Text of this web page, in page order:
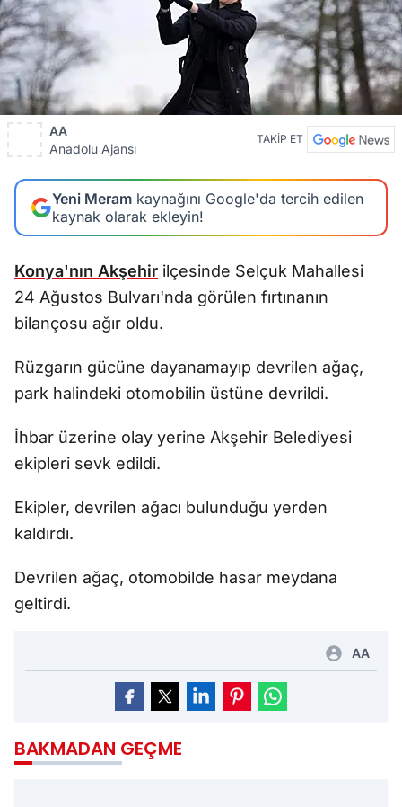
AA
Anadolu Ajansı
TAKİP ET
Yeni Meram kaynağını Google'da tercih edilen
kaynak olarak ekleyin!
Konya'nın Akşehir ilçesinde Selçuk Mahallesi
24 Ağustos Bulvarı'nda görülen fırtınanın
bilançosu ağır oldu.
Rüzgarın gücüne dayanamayıp devrilen ağaç,
park halindeki otomobilin üstüne devrildi.
İhbar üzerine olay yerine Akşehir Belediyesi
ekipleri sevk edildi.
Ekipler, devrilen ağacı bulunduğu yerden
kaldırdı.
Devrilen ağaç, otomobilde hasar meydana
geltirdi.
AA
BAKMADAN GEÇME